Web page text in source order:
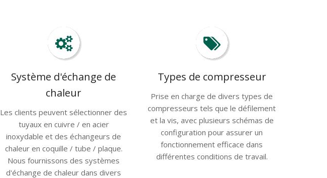
Système d'échange de
chaleur
Les clients peuvent sélectionner des
tuyaux en cuivre / en acier
inoxydable et des échangeurs de
chaleur en coquille / tube / plaque.
Nous fournissons des systèmes
d'échange de chaleur dans divers
Types de compresseur
Prise en charge de divers types de
compresseurs tels que le défilement
et la vis, avec plusieurs schémas de
configuration pour assurer un
fonctionnement efficace dans
différentes conditions de travail.